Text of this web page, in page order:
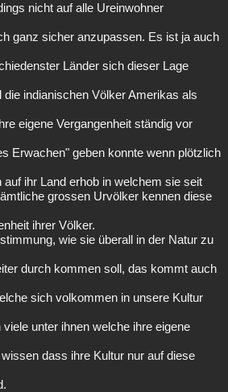
nicht auf alle Ureinwohner
ganz sicher anzupassen. Es ist ja auch
Länder sich dieser Lage
die indianischen Völker Amerikas als
eigene Vergangenheit ständig vor
Erwachen" geben konnte wenn plötzlich
ihr Land erhob in welchem sie seit
grossen Urvölker kennen diese
ihrer Völker.
wie sie überall in der Natur zu
durch kommen soll, das kommt auch
sich volkommen in unsere Kultur
unter ihnen welche ihre eigene
dass ihre Kultur nur auf diese